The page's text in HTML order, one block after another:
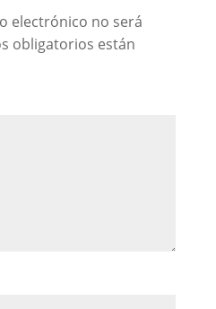
electrónico no será
obligatorios están